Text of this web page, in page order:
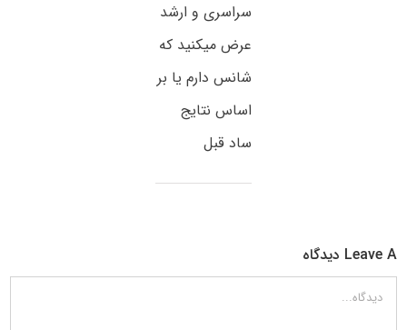
سراسری و ارشد
عرض میکنید که
شانس دارم یا بر
اساس نتایج
ساد قبل
Leave A دیدگاه
دیدگاه